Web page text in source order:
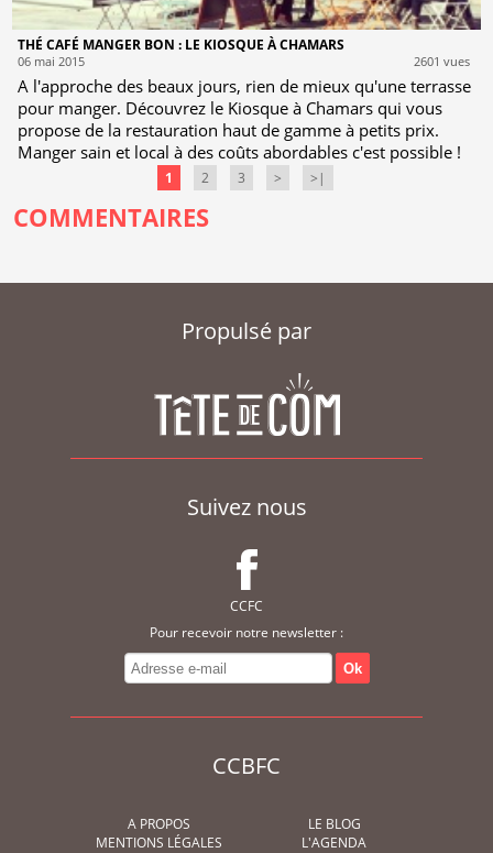
THÉ CAFÉ MANGER BON : LE KIOSQUE À CHAMARS
06 mai 2015 2601 vues
A l'approche des beaux jours, rien de mieux qu'une terrasse
pour manger. Découvrez le Kiosque à Chamars qui vous
propose de la restauration haut de gamme à petits prix.
Manger sain et local à des coûts abordables c'est possible !
1 2 3 > >|
COMMENTAIRES
Propulsé par
Suivez nous
CCFC
Pour recevoir notre newsletter :
CCBFC
A PROPOS
MENTIONS LÉGALES
LE BLOG
L'AGENDA